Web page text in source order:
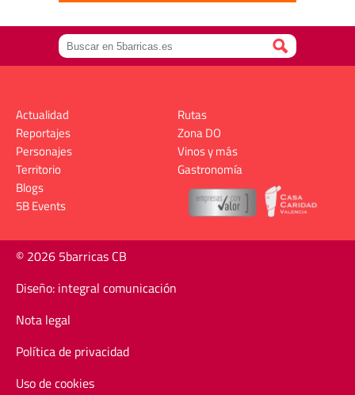
Actualidad
Reportajes
Personajes
Territorio
Rutas
Zona DO
Vinos y más
Gastronomía
Blogs
5B Events
© 2026 5barricas CB
Diseño: integral comunicación
Nota legal
Política de privacidad
Uso de cookies